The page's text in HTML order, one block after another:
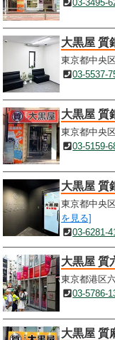
03-3495-
大黒屋 質
東京都中央
03-5537-
大黒屋 質
東京都中央
03-5159-
大黒屋 質
東京都中央
を見る]
03-6281-
大黒屋 質
東京都港区
03-5786-
大黒屋 質